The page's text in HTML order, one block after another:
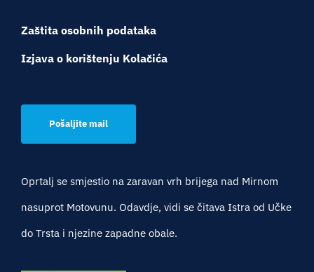
Zaštita osobnih podataka
Izjava o korištenju Kolačića
Pošaljite mail
Oprtalj se smjestio na zaravan vrh brijega nad Mirnom
nasuprot Motovunu. Odavdje, vidi se čitava Istra od Učke
do Trsta i njezine zapadne obale.